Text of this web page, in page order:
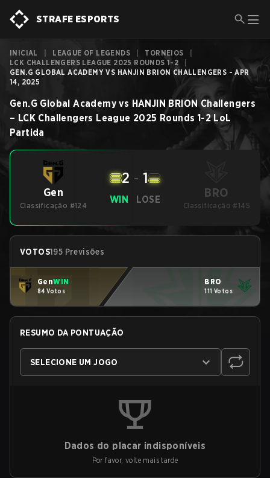
STRAFE ESPORTS
INICIAL LEAGUE OF LEGENDS TORNEIOS
LCK CHALLENGERS LEAGUE 2025 ROUNDS 1-2
GEN.G GLOBAL ACADEMY VS HANJIN BRION CHALLENGERS - APR
14, 2025
Gen.G Global Academy vs HANJIN BRION Challengers
– LCK Challengers League 2025 Rounds 1-2 LoL
Partida
Gen
Classificação #124
WIN
2 - 1
LOSE BRO
Classificação #145
VOTOS195 Previsões
GenWIN
84 Votos
BRO
111 Votos
RESUMO DA PONTUAÇÃO
SELECIONE UM JOGO
Dados do placar indisponíveis
Por favor, volte mais tarde